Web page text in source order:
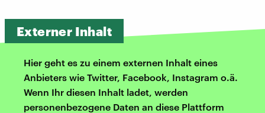
Externer Inhalt
Hier geht es zu einem externen Inhalt eines
Anbieters wie Twitter, Facebook, Instagram o.ä.
Wenn Ihr diesen Inhalt ladet, werden
personenbezogene Daten an diese Plattform